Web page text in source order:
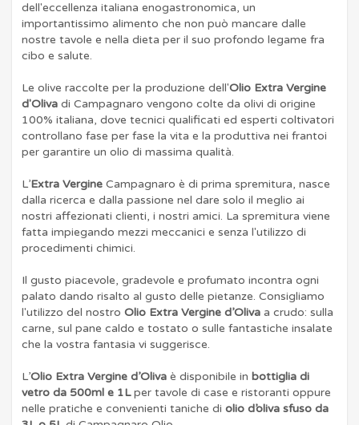
dell'eccellenza italiana enogastronomica, un
importantissimo alimento che non può mancare dalle
nostre tavole e nella dieta per il suo profondo legame fra
cibo e salute.
Le olive raccolte per la produzione dell'Olio Extra Vergine
d'Oliva di Campagnaro vengono colte da olivi di origine
100% italiana, dove tecnici qualificati ed esperti coltivatori
controllano fase per fase la vita e la produttiva nei frantoi
per garantire un olio di massima qualità.
L’Extra Vergine Campagnaro è di prima spremitura, nasce
dalla ricerca e dalla passione nel dare solo il meglio ai
nostri affezionati clienti, i nostri amici. La spremitura viene
fatta impiegando mezzi meccanici e senza l'utilizzo di
procedimenti chimici.
Il gusto piacevole, gradevole e profumato incontra ogni
palato dando risalto al gusto delle pietanze. Consigliamo
l'utilizzo del nostro Olio Extra Vergine d’Oliva a crudo: sulla
carne, sul pane caldo e tostato o sulle fantastiche insalate
che la vostra fantasia vi suggerisce.
L’Olio Extra Vergine d’Oliva è disponibile in bottiglia di
vetro da 500ml e 1Lper tavole di case e ristoranti oppure
nelle pratiche e convenienti taniche di olio d’oliva sfuso da